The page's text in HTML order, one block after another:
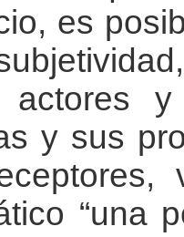
es
actores
y sus
“una